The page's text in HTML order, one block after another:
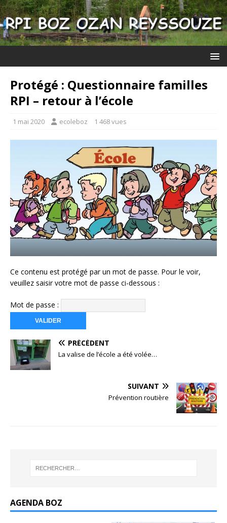
Protégé : Questionnaire familles
RPI – retour à l’école
1 mai 2020 ecoleboz 1 468 vues
Ce contenu est protégé par un mot de passe. Pour le voir,
veuillez saisir votre mot de passe ci-dessous :
Mot de passe :
PRÉCÉDENT
La valise de l’école a été volée…
SUIVANT
Prévention routière
AGENDA BOZ